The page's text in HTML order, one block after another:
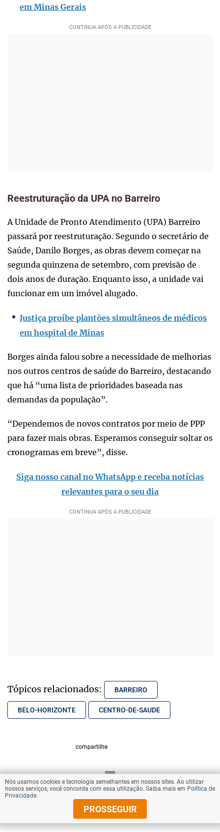
em Minas Gerais
Reestruturação da UPA no Barreiro
A Unidade de Pronto Atendimento (UPA) Barreiro
passará por reestruturação. Segundo o secretário de
Saúde, Danilo Borges, as obras devem começar na
segunda quinzena de setembro, com previsão de
dois anos de duração. Enquanto isso, a unidade vai
funcionar em um imóvel alugado.
Justiça proíbe plantões simultâneos de médicos
em hospital de Minas
Borges ainda falou sobre a necessidade de melhorias
nos outros centros de saúde do Barreiro, destacando
que há “uma lista de prioridades baseada nas
demandas da população”.
“Dependemos de novos contratos por meio de PPP
para fazer mais obras. Esperamos conseguir soltar os
cronogramas em breve”, disse.
Siga nosso canal no WhatsApp e receba notícias
relevantes para o seu dia
Tópicos relacionados: BARREIRO
BELO-HORIZONTE CENTRO-DE-SAUDE
compartilhe
VOLTAR AO TOPO
© Copyright 2025 Diários Associados
Nós usamos cookies e tecnologia semelhantes em nossos sites. Ao utilizar
nossos serviços, você concorda com essa utilização. Saiba mais em Política de
Privacidade.
PROSSEGUIR